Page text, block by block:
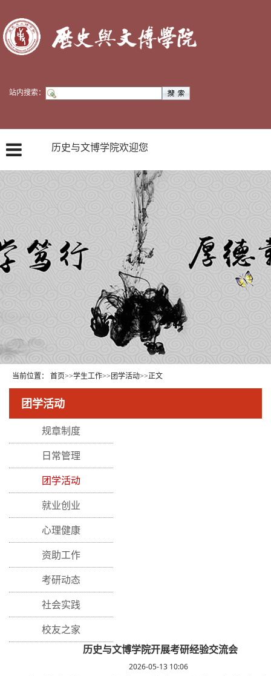
站内搜索：
历史与文博学院欢迎您
当前位置： 首页>>学生工作>> 团学活动>>正文
团学活动
规章制度
日常管理
团学活动
就业创业
心理健康
资助工作
考研动态
社会实践
校友之家
历史与文博学院开展考研经验交流会
2026-05-13 10:06